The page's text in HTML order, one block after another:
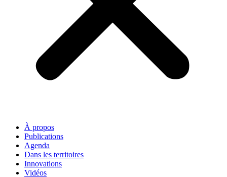
À propos
Publications
Agenda
Dans les territoires
Innovations
Vidéos